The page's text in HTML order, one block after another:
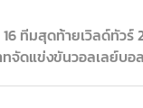
ทีมสุดท้ายเวิลด์ทัวร์
จัดแข่งขันวอลเลย์บอ